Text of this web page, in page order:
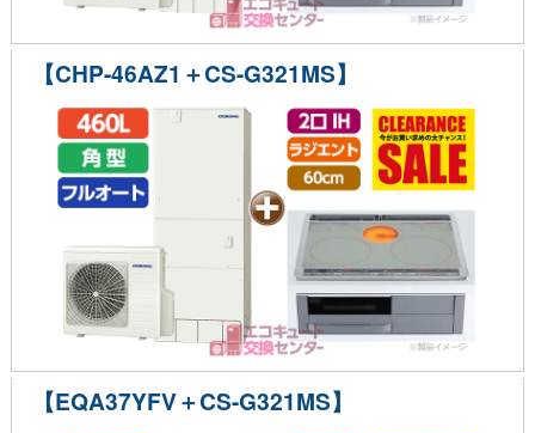
【CHP-46AZ1＋CS-G321MS】
【EQA37YFV＋CS-G321MS】